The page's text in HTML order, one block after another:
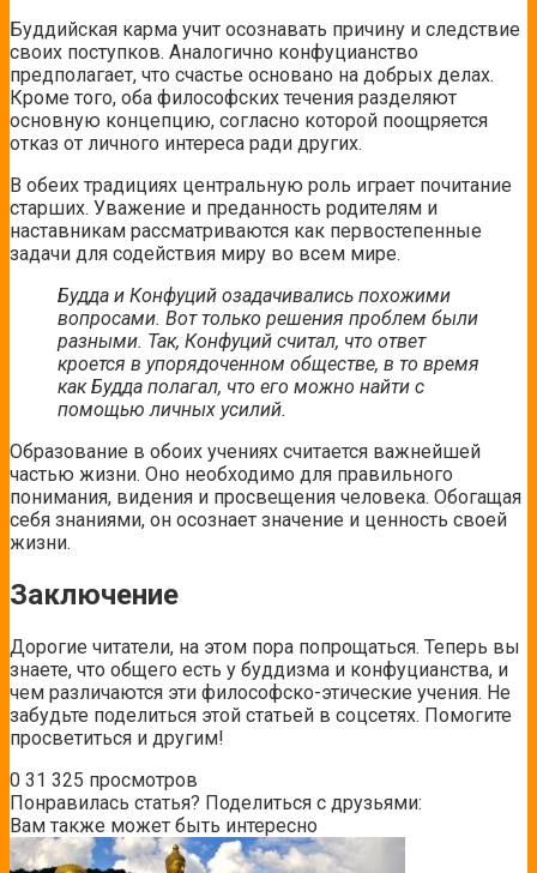
Буддийская карма учит осознавать причину и следствие
своих поступков. Аналогично конфуцианство
предполагает, что счастье основано на добрых делах.
Кроме того, оба философских течения разделяют
основную концепцию, согласно которой поощряется
отказ от личного интереса ради других.
В обеих традициях центральную роль играет почитание
старших. Уважение и преданность родителям и
наставникам рассматриваются как первостепенные
задачи для содействия миру во всем мире.
Будда и Конфуций озадачивались похожими
вопросами. Вот только решения проблем были
разными. Так, Конфуций считал, что ответ
кроется в упорядоченном обществе, в то время
как Будда полагал, что его можно найти с
помощью личных усилий.
Образование в обоих учениях считается важнейшей
частью жизни. Оно необходимо для правильного
понимания, видения и просвещения человека. Обогащая
себя знаниями, он осознает значение и ценность своей
жизни.
Заключение
Дорогие читатели, на этом пора попрощаться. Теперь вы
знаете, что общего есть у буддизма и конфуцианства, и
чем различаются эти философско-этические учения. Не
забудьте поделиться этой статьей в соцсетях. Помогите
просветиться и другим!
0 31 325 просмотров
Понравилась статья? Поделиться с друзьями:
Вам также может быть интересно